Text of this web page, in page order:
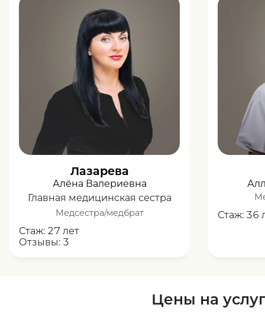
Лазарева
Алёна Валериевна
Главная медицинская сестра
Медсестра/медбрат
Стаж: 27 лет
Отзывы: 3
Стаж: 36
Цены на